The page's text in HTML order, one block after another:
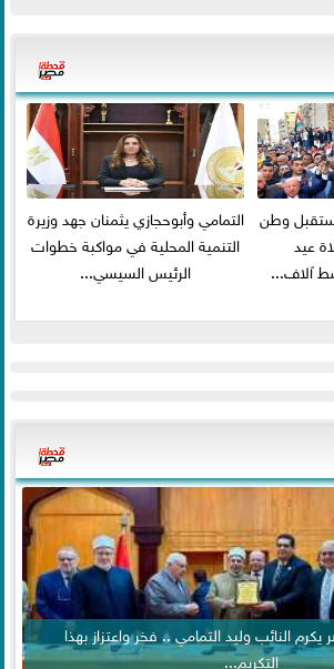
وطن
عيد
آلاف...
التمامي وأبوحجازي يثمنان جهد وزيرة
التنمية المحلية في مواكبة خطوات
الرئيس السيسي...
النائب وليد التمامي .. فخر واعتزاز بهذا
التكريم...